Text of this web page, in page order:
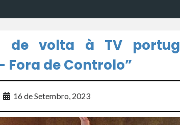
de volta à TV
Fora de Controlo”
16 de Setembro, 2023